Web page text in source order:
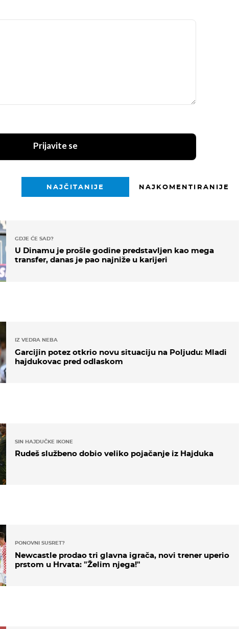
Prijavite se
NAJČITANIJE NAJKOMENTIRANIJE
GDJE ĆE SAD?
U Dinamu je prošle godine predstavljen kao mega
transfer, danas je pao najniže u karijeri
IZ VEDRA NEBA
Garcijin potez otkrio novu situaciju na Poljudu: Mladi
hajdukovac pred odlaskom
SIN HAJDUČKE IKONE
Rudeš službeno dobio veliko pojačanje iz Hajduka
PONOVNI SUSRET?
Newcastle prodao tri glavna igrača, novi trener uperio
prstom u Hrvata: "Želim njega!"